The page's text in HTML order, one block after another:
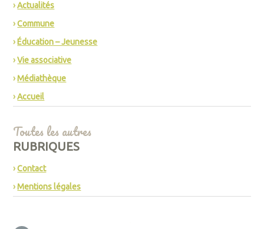
Actualités
Commune
Éducation – Jeunesse
Vie associative
Médiathèque
Accueil
Toutes les autres
RUBRIQUES
Contact
Mentions légales